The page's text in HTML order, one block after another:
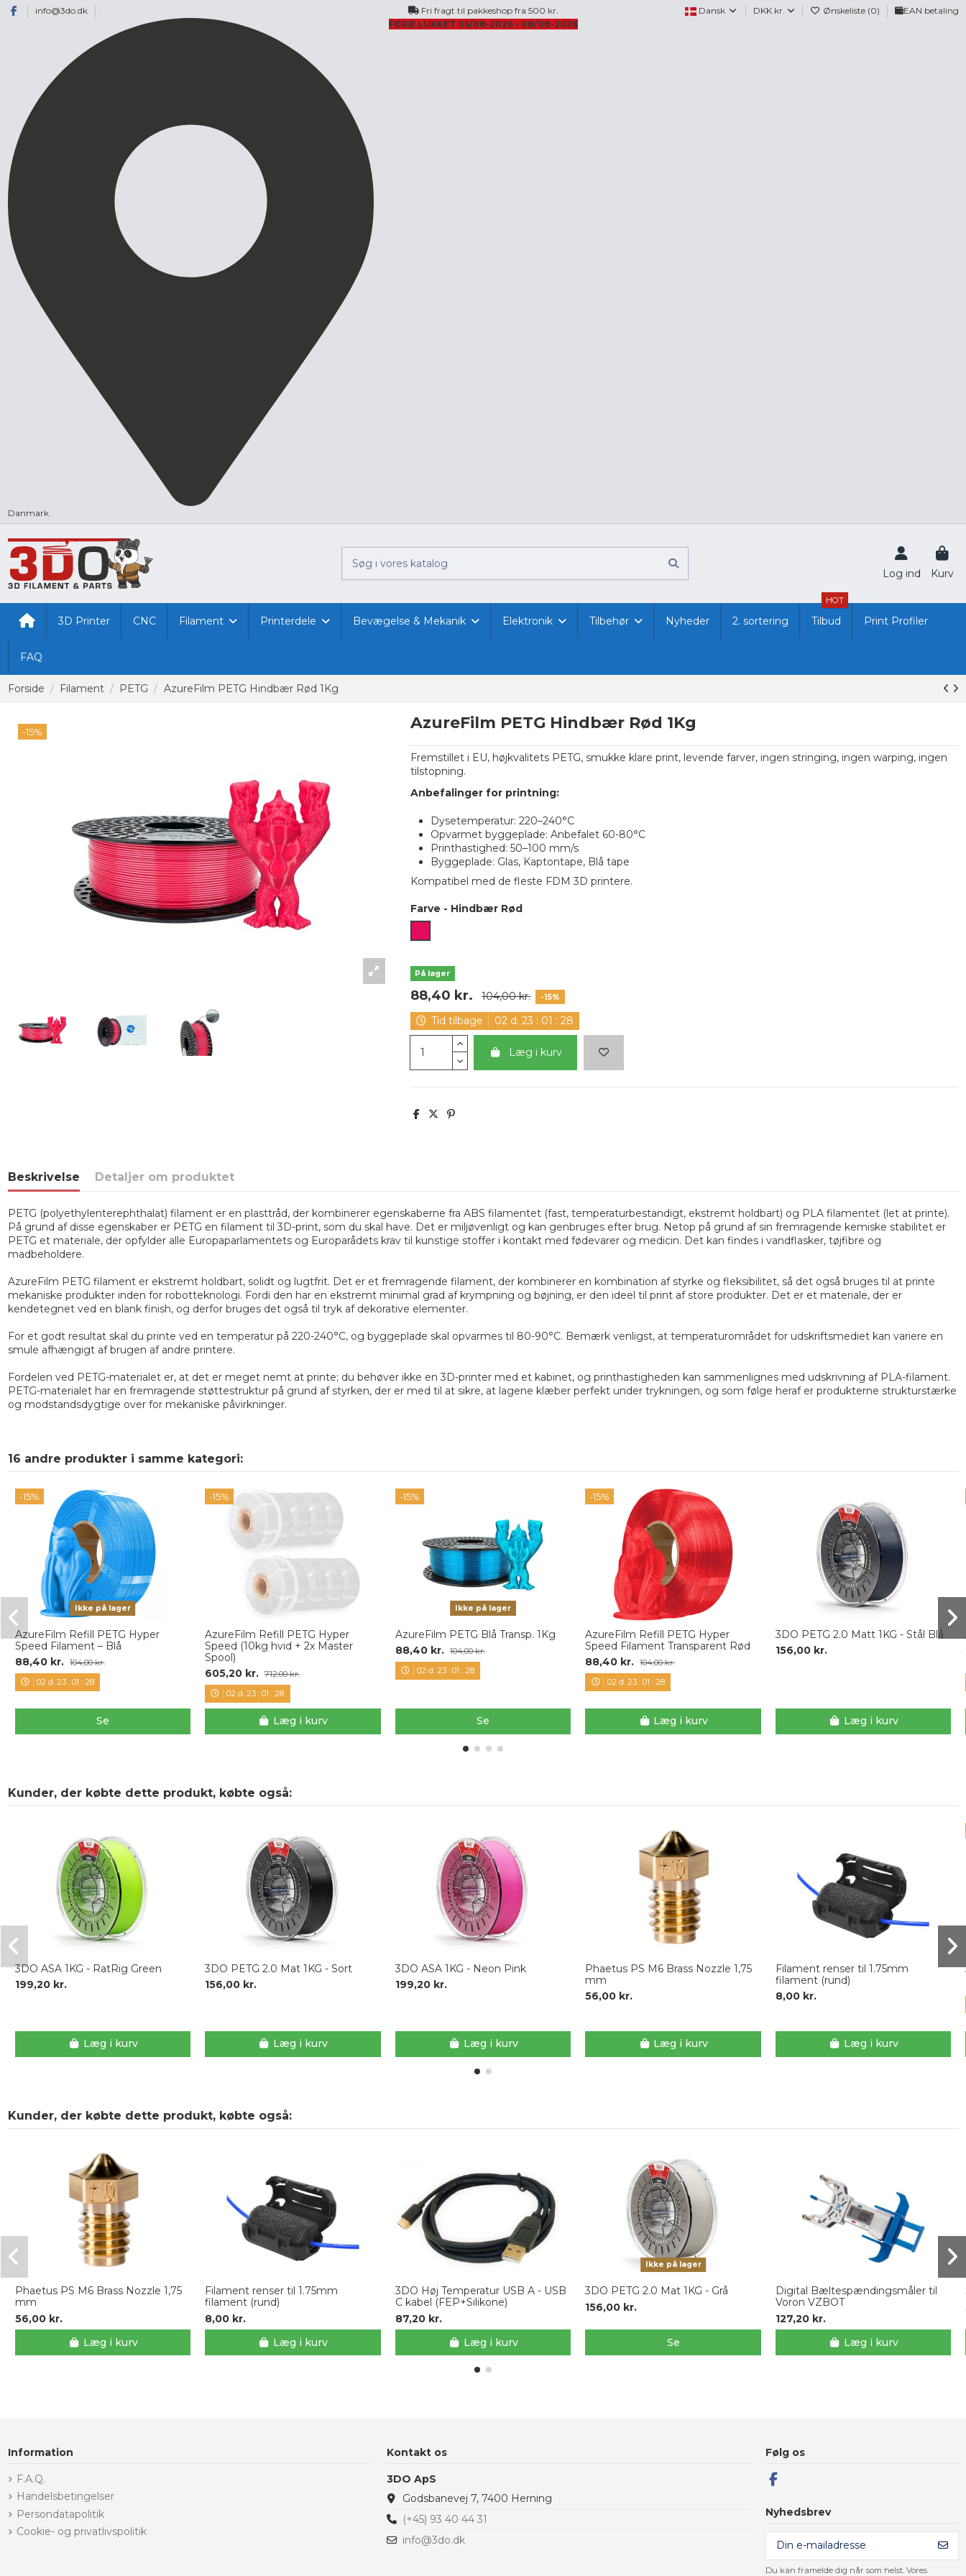
info@3do.dk
Danmark
Fri fragt til pakkeshop fra 500 kr.
FERIE LUKKET 05/08-2026 - 08/08-2026
Dansk DKK kr. Ønskeliste (0) EAN betaling
Log ind Kurv
3D Printer CNC Filament Printerdele Bevægelse & Mekanik Elektronik Tilbehør Nyheder 2. sortering Tilbud
HOT
Print Profiler
FAQ
Forside Filament PETG AzureFilm PETG Hindbær Rød 1Kg
-15% AzureFilm PETG Hindbær Rød 1Kg
Fremstillet i EU, højkvalitets PETG, smukke klare print, levende farver, ingen stringing, ingen warping, ingen
tilstopning.
Anbefalinger for printning:
Dysetemperatur: 220–240°C
Opvarmet byggeplade: Anbefalet 60-80°C
Printhastighed: 50–100 mm/s
Byggeplade: Glas, Kaptontape, Blå tape
Kompatibel med de fleste FDM 3D printere.
Farve - Hindbær Rød
På lager
88,40 kr. 104,00 kr. -15%
Tid tilbage 02d. 23 : 01 : 27
Læg i kurv
Beskrivelse Detaljer om produktet
PETG (polyethylenterephthalat) filament er en plasttråd, der kombinerer egenskaberne fra ABS filamentet (fast, temperaturbestandigt, ekstremt holdbart) og PLA filamentet (let at printe).
På grund af disse egenskaber er PETG en filament til 3D-print, som du skal have. Det er miljøvenligt og kan genbruges efter brug. Netop på grund af sin fremragende kemiske stabilitet er
PETG et materiale, der opfylder alle Europaparlamentets og Europarådets krav til kunstige stoffer i kontakt med fødevarer og medicin. Det kan findes i vandflasker, tøjfibre og
madbeholdere.
AzureFilm PETG filament er ekstremt holdbart, solidt og lugtfrit. Det er et fremragende filament, der kombinerer en kombination af styrke og fleksibilitet, så det også bruges til at printe
mekaniske produkter inden for robotteknologi. Fordi den har en ekstremt minimal grad af krympning og bøjning, er den ideel til print af store produkter. Det er et materiale, der er
kendetegnet ved en blank finish, og derfor bruges det også til tryk af dekorative elementer.
For et godt resultat skal du printe ved en temperatur på 220-240°C, og byggeplade skal opvarmes til 80-90°C. Bemærk venligst, at temperaturområdet for udskriftsmediet kan variere en
smule afhængigt af brugen af andre printere.
Fordelen ved PETG-materialet er, at det er meget nemt at printe; du behøver ikke en 3D-printer med et kabinet, og printhastigheden kan sammenlignes med udskrivning af PLA-filament.
PETG-materialet har en fremragende støttestruktur på grund af styrken, der er med til at sikre, at lagene klæber perfekt under trykningen, og som følge heraf er produkterne strukturstærke
og modstandsdygtige over for mekaniske påvirkninger.
16 andre produkter i samme kategori:
-15%
Ikke på lager
AzureFilm Refill PETG Hyper
Speed Filament – Blå
88,40 kr.
104,00 kr.
02 d. 23: 01 : 27
Se
-15%
AzureFilm Refill PETG Hyper
Speed (10kg hvid + 2x Master
Spool)
605,20 kr. 712,00 kr.
02 d. 23 :01 :27
Læg i kurv
-15%
Ikke på lager
AzureFilm PETG Blå Transp. 1Kg
88,40 kr. 104,00 kr.
02 d. 23 :01 :27
Se
-15%
AzureFilm Refill PETG Hyper
Speed Filament Transparent Rød
88,40 kr. 104,00 kr.
02 d. 23: 01 : 27
Læg i kurv
3DO PETG 2.0 Matt 1KG - Stål Blå
156,00 kr.
Læg i kurv
Kunder, der købte dette produkt, købte også:
3DO ASA 1KG - RatRig Green
199,20 kr.
Læg i kurv
3DO PETG 2.0 Mat 1KG - Sort
156,00 kr.
Læg i kurv
3DO ASA 1KG - Neon Pink
199,20 kr.
Læg i kurv
Phaetus PS M6 Brass Nozzle 1,75
mm
56,00 kr.
Læg i kurv
Filament renser til 1.75mm
filament (rund)
8,00 kr.
Læg i kurv
Kunder, der købte dette produkt, købte også:
Phaetus PS M6 Brass Nozzle 1,75
mm
56,00 kr.
Læg i kurv
Filament renser til 1.75mm
filament (rund)
8,00 kr.
Læg i kurv
3DO Høj Temperatur USB A - USB
C kabel (FEP+Silikone)
87,20 kr.
Læg i kurv
Ikke på lager
3DO PETG 2.0 Mat 1KG - Grå
156,00 kr.
Se
Digital Bæltespændingsmåler til
Voron VZBOT
127,20 kr.
Læg i kurv
Information
F.A.Q.
Handelsbetingelser
Persondatapolitik
Cookie- og privatlivspolitik
Kontakt os
3DO ApS
Godsbanevej 7, 7400 Herning
(+45) 93 40 44 31
info@3do.dk
Følg os
Nyhedsbrev
Du kan framelde dig når som helst. Vores